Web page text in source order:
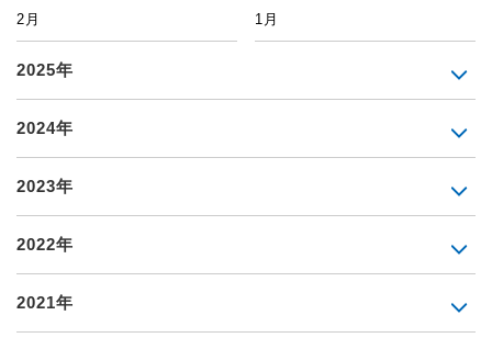
2月 1月
2025年
2024年
2023年
2022年
2021年